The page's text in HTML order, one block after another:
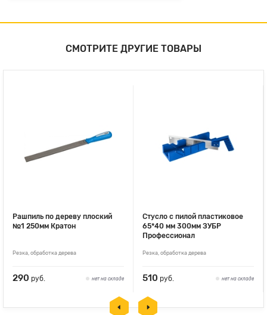
СМОТРИТЕ ДРУГИЕ ТОВАРЫ
Рашпиль по дереву плоский
№1 250мм Кратон
Резка, обработка дерева
290 руб. нет на складе
Стусло с пилой пластиковое
65*40 мм 300мм ЗУБР
Профессионал
Резка, обработка дерева
510 руб. нет на складе